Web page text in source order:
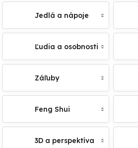
Jedlá a nápoje
Ľudia a osobnosti
Záľuby
Feng Shui
3D a perspektíva